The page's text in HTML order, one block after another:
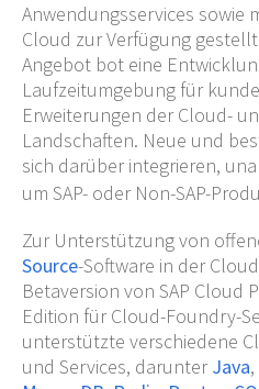
Anwendungsservices sowie
Cloud zur Verfügung
Angebot bot eine
Laufzeitumgebung für
Erweiterungen der Cloud-
Landschaften. Neue und
sich darüber integrieren,
um SAP- oder Non-SAP-
Zur Unterstützung von
Source-Software in der
Betaversion von SAP Cloud
Edition für Cloud-Foundry-
unterstützte verschiedene
und Services, darunterJava,